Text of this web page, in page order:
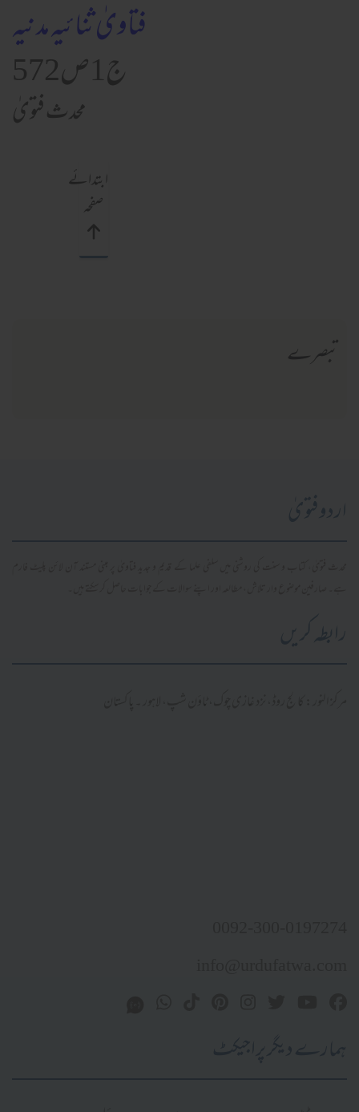
فتاویٰ ثنائیہ مدنیہ
ج1ص572
محدث فتویٰ
ابتدائے
صفحہ
تبصرے